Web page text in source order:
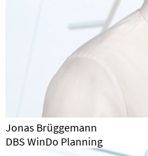
Jonas Brüggemann
DBS WinDo Planning